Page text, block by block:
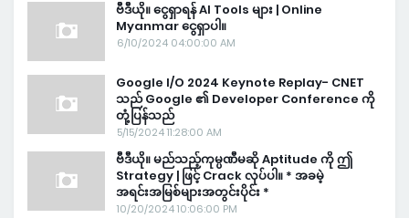
ဗီဒီယို။ ငွေရှာရန် AI Tools များ | Online
Myanmar ငွေရှာပါ။
6/10/2024 04:00:00 AM
Google I/O 2024 Keynote Replay- CNET
သည် Google ၏ Developer Conference ကို
တုံ့ပြန်သည်
5/15/2024 11:28:00 AM
ဗီဒီယို။ မည်သည့်ကုမ္ပဏီမဆို Aptitude ကို ဤ
Strategy | ဖြင့် Crack လုပ်ပါ။ * အခမဲ့
အရင်းအမြစ်များအတွင်းပိုင်း *
10/20/2024 10:06:00 PM